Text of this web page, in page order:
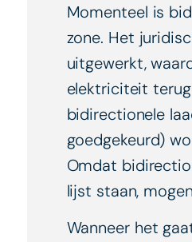
Momenteel is
zone. Het
uitgewerkt,
elektriciteit
bidirectionele
goedgekeurd)
Omdat
lijst staan,
Wanneer het